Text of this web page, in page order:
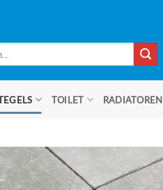
TOILET RADIATOREN